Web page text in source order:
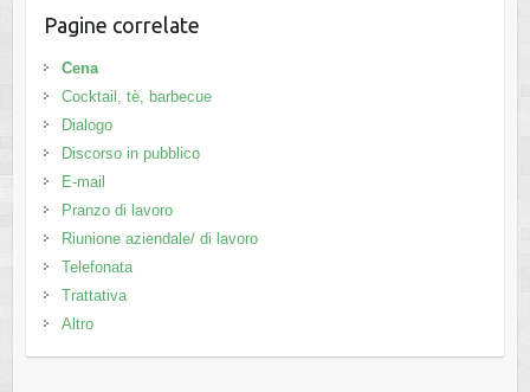
Pagine correlate
Cena
Cocktail, tè, barbecue
Dialogo
Discorso in pubblico
E-mail
Pranzo di lavoro
Riunione aziendale/ di lavoro
Telefonata
Trattativa
Altro